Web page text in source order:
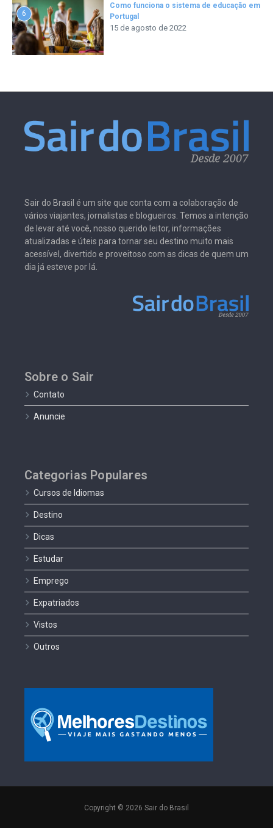
6
Como funciona o sistema de educação em
Portugal
15 de agosto de 2022
Sair do Brasil é um site que conta com a colaboração de
vários viajantes, jornalistas e blogueiros. Temos a intenção
de levar até você, nosso querido leitor, informações
atualizadas e úteis para tornar seu destino muito mais
acessível, divertido e proveitoso com as dicas de quem um
dia já esteve por lá.
Sobre o Sair
Contato
Anuncie
Categorias Populares
Cursos de Idiomas
Destino
Dicas
Estudar
Emprego
Expatriados
Vistos
Outros
Copyright © 2026 Sair do Brasil